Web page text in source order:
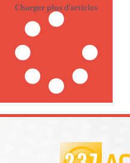
Charger plus d'articles